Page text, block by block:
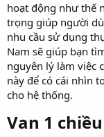
hoạt động như thế
trọng giúp người
nhu cầu sử dụng
Nam sẽ giúp bạn
nguyên lý làm việc
này để có cái nhìn
cho hệ thống.
Van 1